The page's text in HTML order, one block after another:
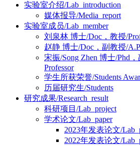
实验室介绍/Lab_introduction
媒体报导/Media_report
实验室成员/Lab_member
刘泉林 博士/Doc，教授/
赵静 博士/Doc，副教授/
宋振/Song Zhen 博士/Phd
Professor
学生所获荣誉/Students
历届研究生/Students
研究成果/Research_result
科研项目/Lab_project
学术论文/Lab_paper
2023年发表论文/
2022年发表论文/